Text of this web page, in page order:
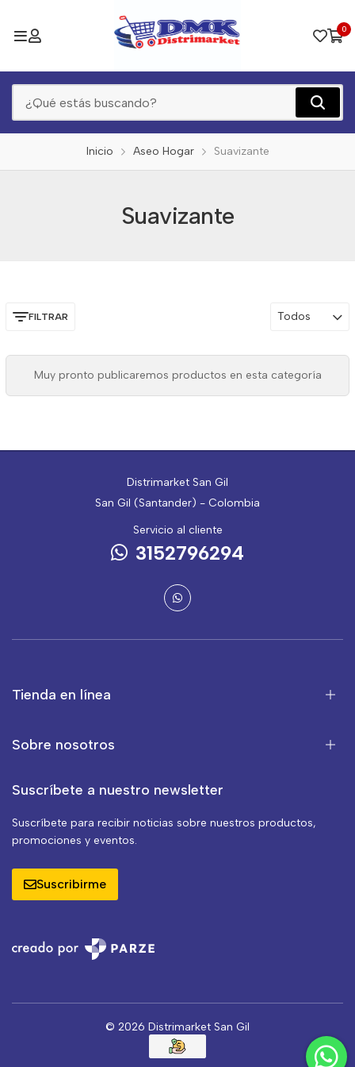
0
Inicio Aseo Hogar Suavizante
Suavizante
FILTRAR Todos
Muy pronto publicaremos productos en esta categoría
Distrimarket San Gil
San Gil (Santander) - Colombia
Servicio al cliente
3152796294
Tienda en línea
Sobre nosotros
Suscríbete a nuestro newsletter
Suscríbete para recibir noticias sobre nuestros productos,
promociones y eventos.
Suscribirme
© 2026 Distrimarket San Gil